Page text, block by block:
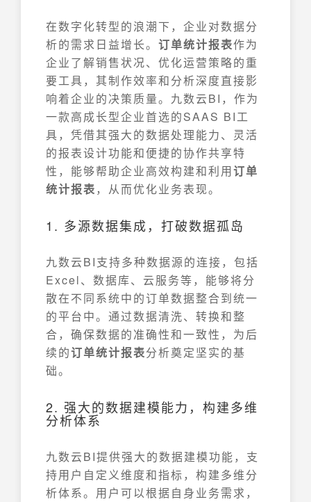
在数字化转型的浪潮下，企业对数据分
析的需求日益增长。 订单统计报表作为
企业了解销售状况、优化运营策略的重
要工具，其制作效率和分析深度直接影
响着企业的决策质量。九数云BI，作为
一款高成长型企业首选的SAAS BI工
具，凭借其强大的数据处理能力、灵活
的报表设计功能和便捷的协作共享特
性，能够帮助企业高效构建和利用订单
统计报表 ，从而优化业务表现。
1. 多源数据集成，打破数据孤岛
九数云BI支持多种数据源的连接，包括
Excel、数据库、云服务等，能够将分
散在不同系统中的订单数据整合到统一
的平台中。通过数据清洗、转换和整
合，确保数据的准确性和一致性，为后
续的订单统计报表分析奠定坚实的基
础。
2. 强大的数据建模能力，构建多维
分析体系
九数云BI提供强大的数据建模功能，支
持用户自定义维度和指标，构建多维分
析体系。用户可以根据自身业务需求，